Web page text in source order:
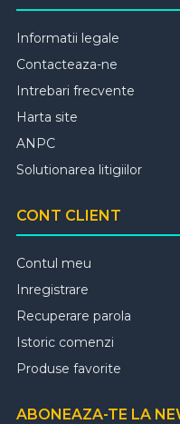
Informatii legale
Contacteaza-ne
Intrebari frecvente
Harta site
ANPC
Solutionarea litigiilor
CONT CLIENT
Contul meu
Inregistrare
Recuperare parola
Istoric comenzi
Produse favorite
ABONEAZA-TE LA